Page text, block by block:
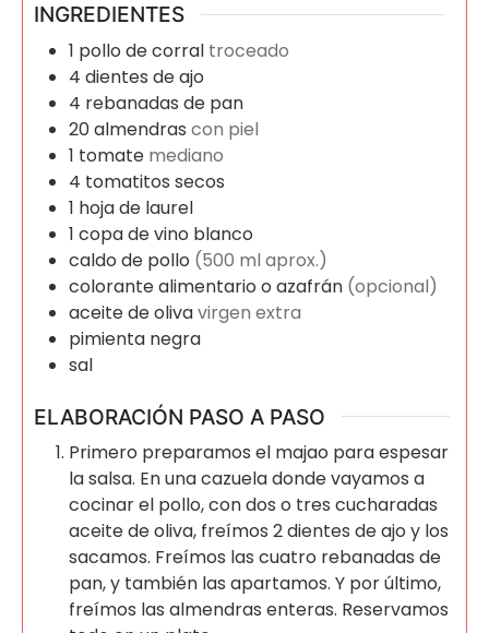
INGREDIENTES
1 pollo de corral troceado
4 dientes de ajo
4 rebanadas de pan
20almendras con piel
1 tomate mediano
4 tomatitos secos
1 hoja de laurel
1 copa de vino blanco
caldo de pollo (500 ml aprox.)
colorante alimentario o azafrán (opcional)
aceite de olivavirgen extra
pimienta negra
sal
ELABORACIÓN PASO A PASO
Primero preparamos el majao para espesar
la salsa. En una cazuela donde vayamos a
cocinar el pollo, con dos o tres cucharadas
aceite de oliva, freímos 2 dientes de ajo y los
sacamos. Freímos las cuatro rebanadas de
pan, y también las apartamos. Y por último,
freímos las almendras enteras. Reservamos